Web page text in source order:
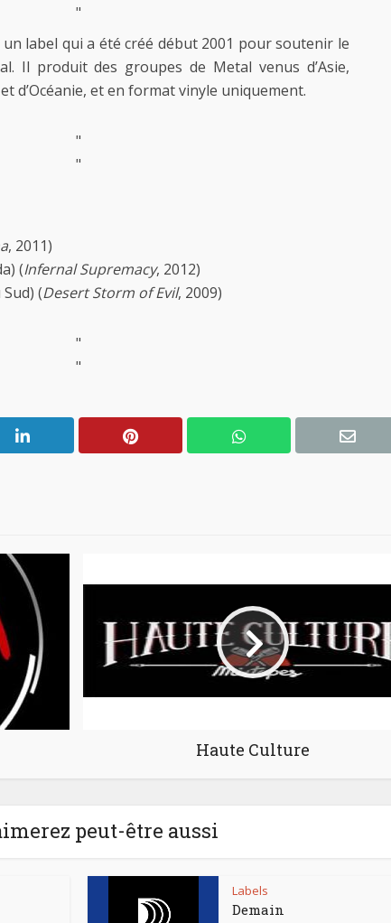
"
label qui a été créé début 2001 pour soutenir le
Il produit des groupes de Metal venus d’Asie,
d’Océanie, et en format vinyle uniquement.
"
"
, 2011)
(Infernal Supremacy, 2012)
(Desert Storm of Evil, 2009)
"
"
Haute Culture
peut-être aussi
Labels
Demain